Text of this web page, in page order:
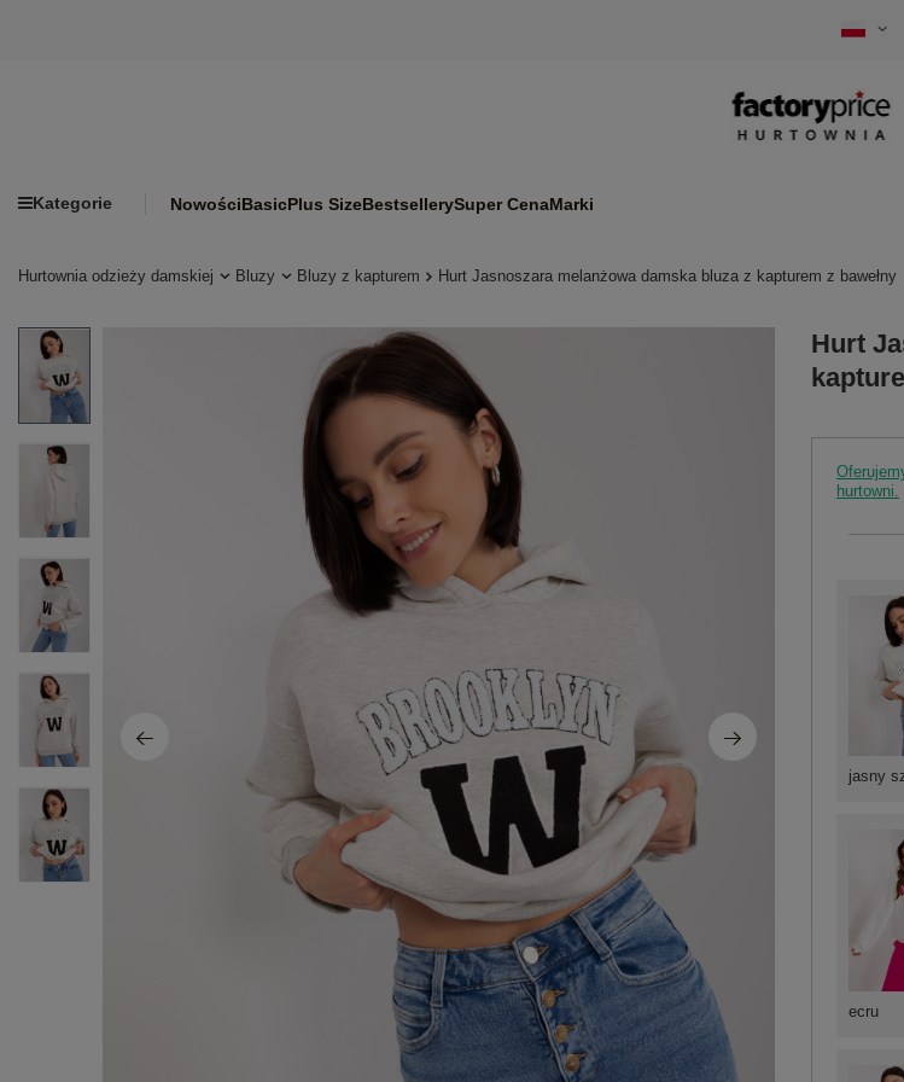
Kategorie NowościBasicPlus SizeBestsellerySuper CenaMarki
Hurtownia odzieży damskiej Bluzy Bluzy z kapturem Hurt Jasnoszara melanżowa damska bluza z kapturem z bawełny
Hurt
hurtowni.
ecru
jasny